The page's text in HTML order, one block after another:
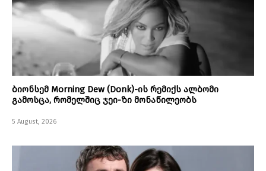
ბიონსემ Morning Dew (Donk)-ის რემიქს ალბომი
გამოსცა, რომელშიც ჯეი-ზი მონაწილეობს
5 August, 2026